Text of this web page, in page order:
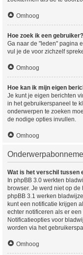
Omhoog
Hoe zoek ik een gebruiker?
Ga naar de "leden" pagina
vul je de voor zichzelf
Omhoog
Hoe kan ik mijn eigen
Je kunt je eigen berichten
in het gebruikerspaneel te
onderwerpen te zoeken
de nodige opties invullen.
Omhoog
Wat is het verschil tussen
In phpBB 3.0 werkten
browser. Je werd niet op
phpBB 3.1 werken
kunt een notificatie krijgen
echter notificeren als er
Notificatieopties voor
worden via het
Omhoog